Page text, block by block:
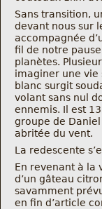
Sans transition,
devant nous sur
accompagnée
fil de notre
planètes.
imaginer une vie
blanc surgit
volant sans nul
ennemis. Il est
groupe de
abritée du vent.
La redescente
En revenant à la
d’un gâteau
savamment
en fin d’article